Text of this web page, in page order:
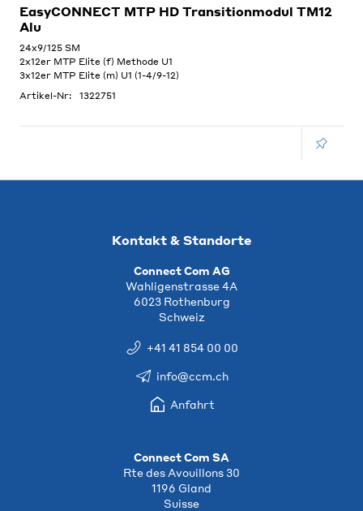
EasyCONNECT MTP HD Transitionmodul TM12
Alu
24x9/125 SM
2x12er MTP Elite (f) Methode U1
3x12er MTP Elite (m) U1 (1-4/9-12)
Artikel-Nr:
1322751
Kontakt & Standorte
Connect Com AG
Wahligenstrasse 4A
6023 Rothenburg
Schweiz
+41 41 854 00 00
info@ccm.ch
Anfahrt
Connect Com SA
Rte des Avouillons 30
1196 Gland
Suisse